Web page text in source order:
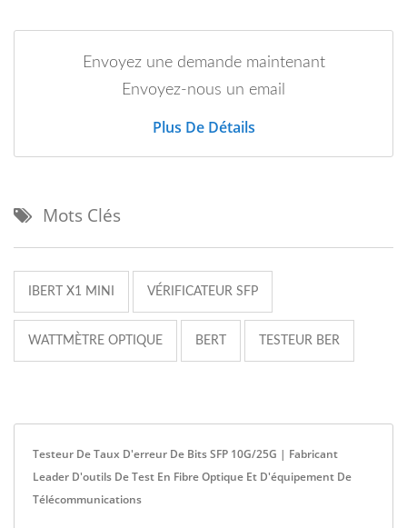
Envoyez une demande maintenant
Envoyez-nous un email
Plus De Détails
Mots Clés
IBERT X1 MINI VÉRIFICATEUR SFP
WATTMÈTRE OPTIQUE BERT TESTEUR BER
Testeur De Taux D'erreur De Bits SFP 10G/25G | Fabricant
Leader D'outils De Test En Fibre Optique Et D'équipement De
Télécommunications